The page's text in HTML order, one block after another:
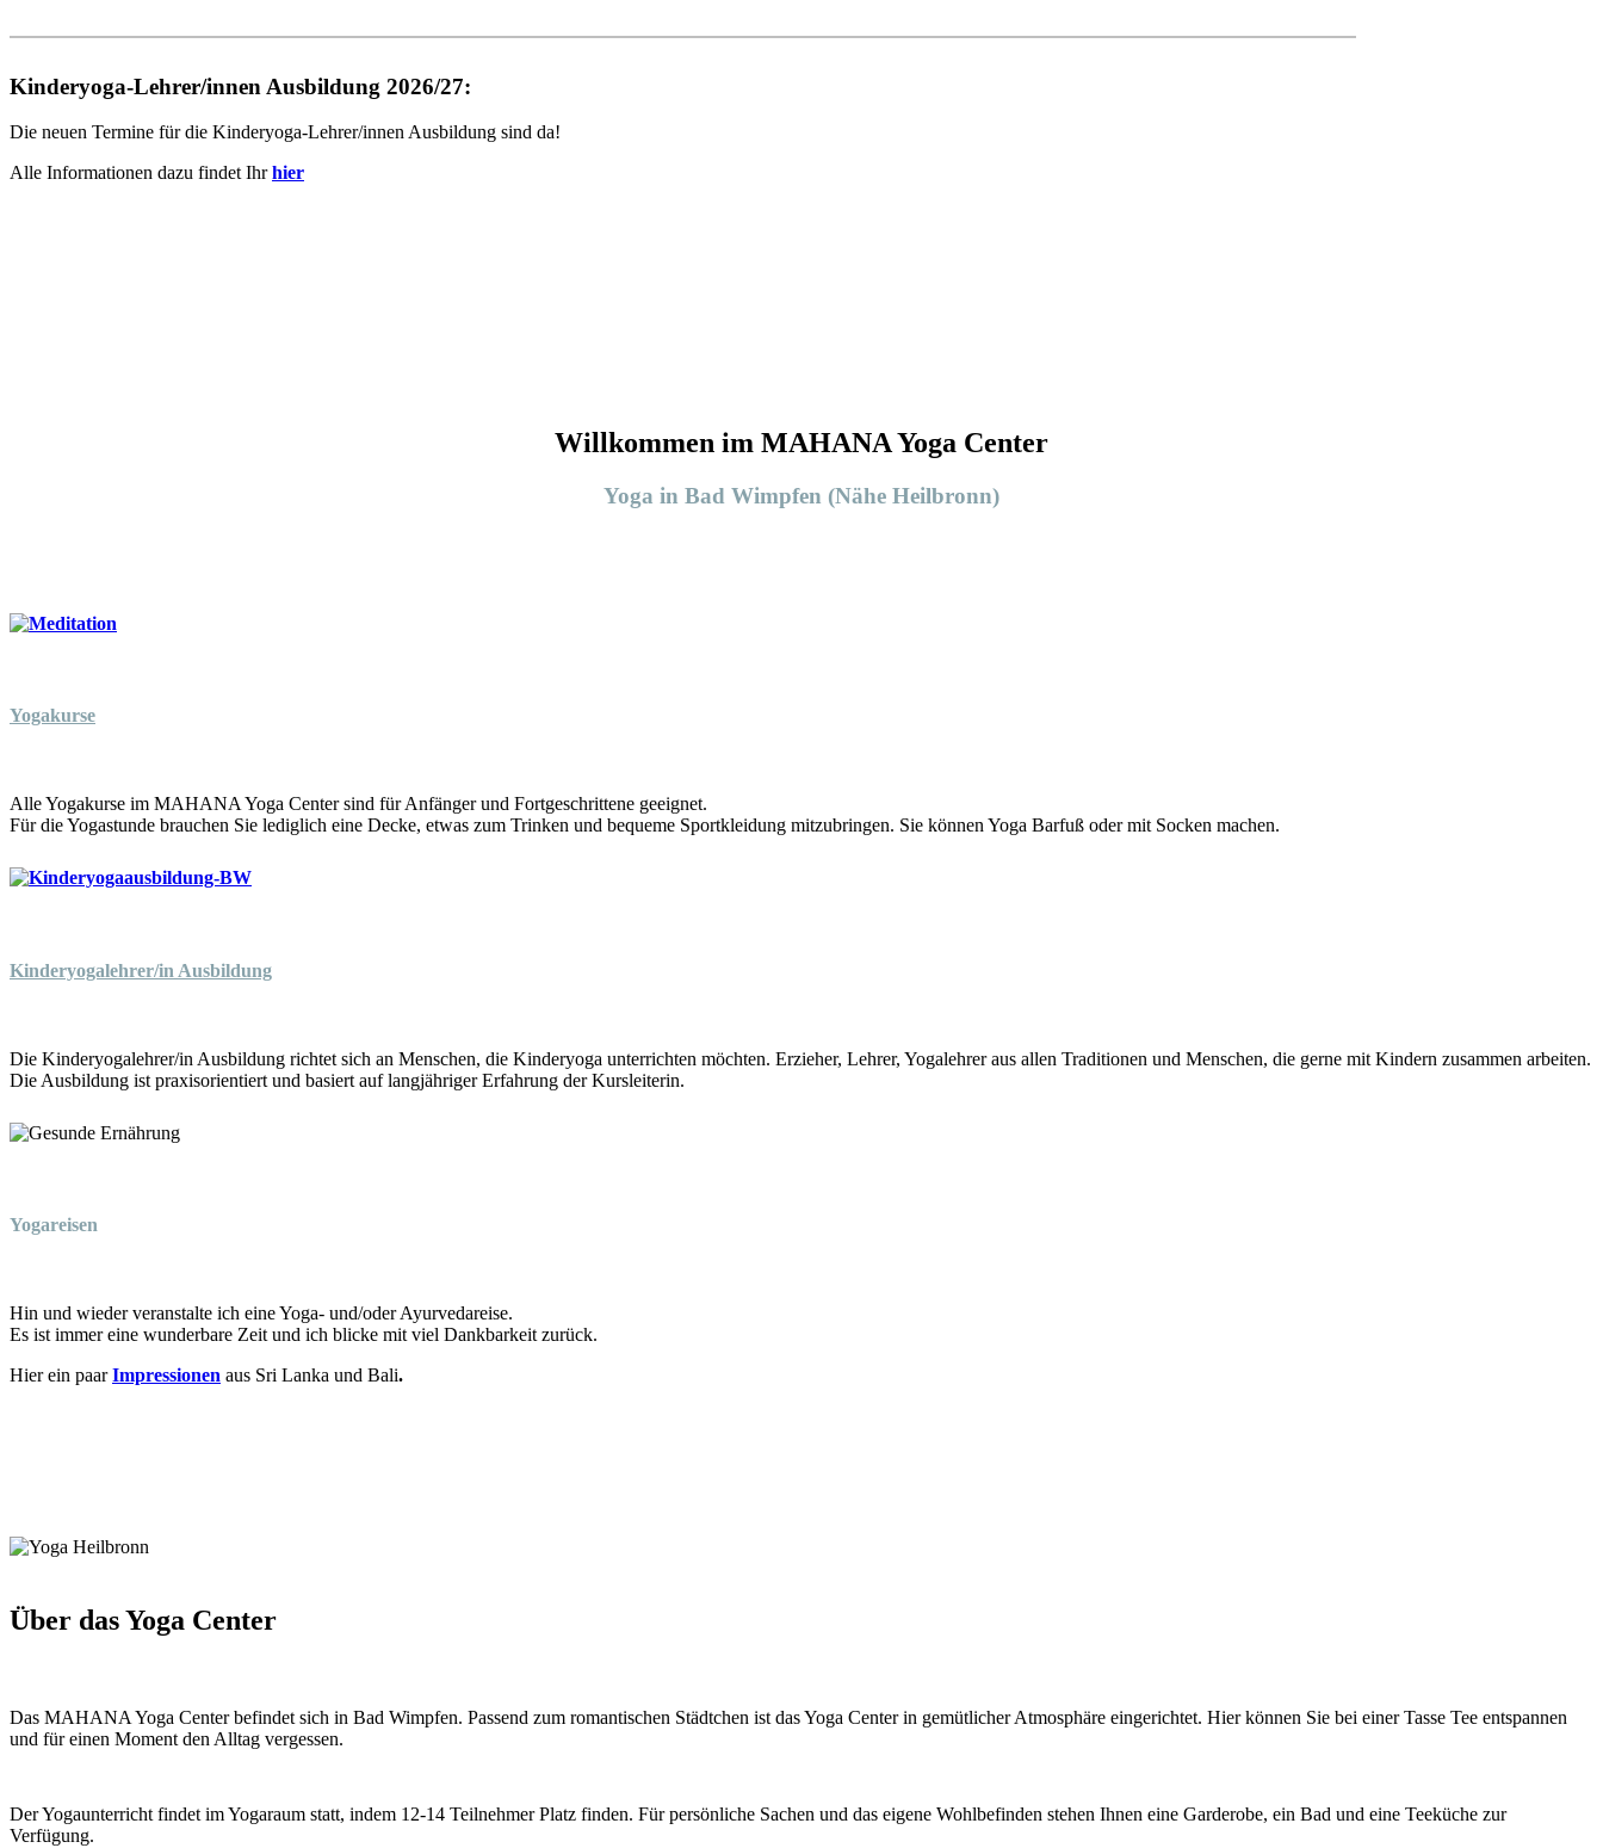
Kinderyoga-Lehrer/innen Ausbildung 2026/27:
Die neuen Termine für die Kinderyoga-Lehrer/innen Ausbildung sind da!
Alle Informationen dazu findet Ihrhier
Willkommen im MAHANA Yoga Center
Yoga in Bad Wimpfen (Nähe Heilbronn)
Yogakurse
Alle Yogakurse im MAHANA Yoga Center sind für Anfänger und Fortgeschrittene geeignet.
Für die Yogastunde brauchen Sie lediglich eine Decke, etwas zum Trinken und bequeme Sportkleidung mitzubringen. Sie können Yoga Barfuß oder mit Socken machen.
Kinderyogalehrer/in Ausbildung
Die Kinderyogalehrer/in Ausbildung richtet sich an Menschen, die Kinderyoga unterrichten möchten. Erzieher, Lehrer, Yogalehrer aus allen Traditionen und Menschen, die gerne mit Kindern zusammen arbeiten.
Die Ausbildung ist praxisorientiert und basiert auf langjähriger Erfahrung der Kursleiterin.
Yogareisen
Hin und wieder veranstalte ich eine Yoga- und/oder Ayurvedareise.
Es ist immer eine wunderbare Zeit und ich blicke mit viel Dankbarkeit zurück.
Hier ein paarImpressionen aus Sri Lanka und Bali.
Über das Yoga Center
Das MAHANA Yoga Center befindet sich in Bad Wimpfen. Passend zum romantischen Städtchen ist das Yoga Center in gemütlicher Atmosphäre eingerichtet. Hier können Sie bei einer Tasse Tee entspannen
und für einen Moment den Alltag vergessen.
Der Yogaunterricht findet im Yogaraum statt, indem 12-14 Teilnehmer Platz finden. Für persönliche Sachen und das eigene Wohlbefinden stehen Ihnen eine Garderobe, ein Bad und eine Teeküche zur
Verfügung.